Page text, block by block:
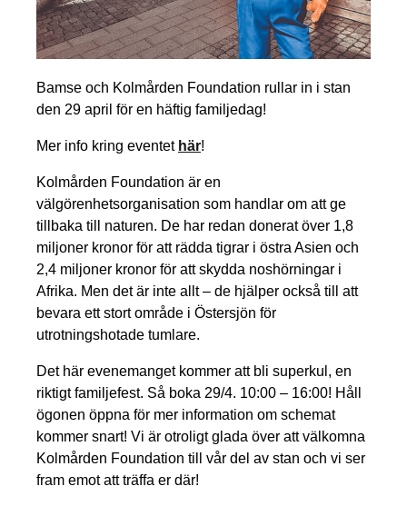
Bamse och Kolmården Foundation rullar in i stan
den 29 april för en häftig familjedag!
Mer info kring eventet här!
Kolmården Foundation är en
välgörenhetsorganisation som handlar om att ge
tillbaka till naturen. De har redan donerat över 1,8
miljoner kronor för att rädda tigrar i östra Asien och
2,4 miljoner kronor för att skydda noshörningar i
Afrika. Men det är inte allt – de hjälper också till att
bevara ett stort område i Östersjön för
utrotningshotade tumlare.
Det här evenemanget kommer att bli superkul, en
riktigt familjefest. Så boka 29/4. 10:00 – 16:00! Håll
ögonen öppna för mer information om schemat
kommer snart! Vi är otroligt glada över att välkomna
Kolmården Foundation till vår del av stan och vi ser
fram emot att träffa er där!